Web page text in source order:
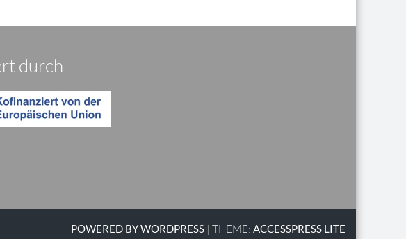
durch
POWERED BY WORDPRESS | THEME: ACCESSPRESS LITE